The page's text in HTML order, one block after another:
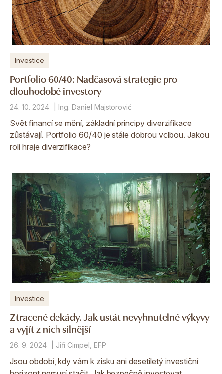
Investice
Portfolio 60/40: Nadčasová strategie pro
dlouhodobé investory
24. 10. 2024 Ing. Daniel Majstorović
Svět financí se mění, základní principy diverzifikace
zůstávají. Portfolio 60/40 je stále dobrou volbou. Jakou
roli hraje diverzifikace?
Investice
Ztracené dekády. Jak ustát nevyhnutelné výkyvy
a vyjít z nich silnější
26. 9. 2024 Jiří Cimpel, EFP
Jsou období, kdy vám k zisku ani desetiletý investiční